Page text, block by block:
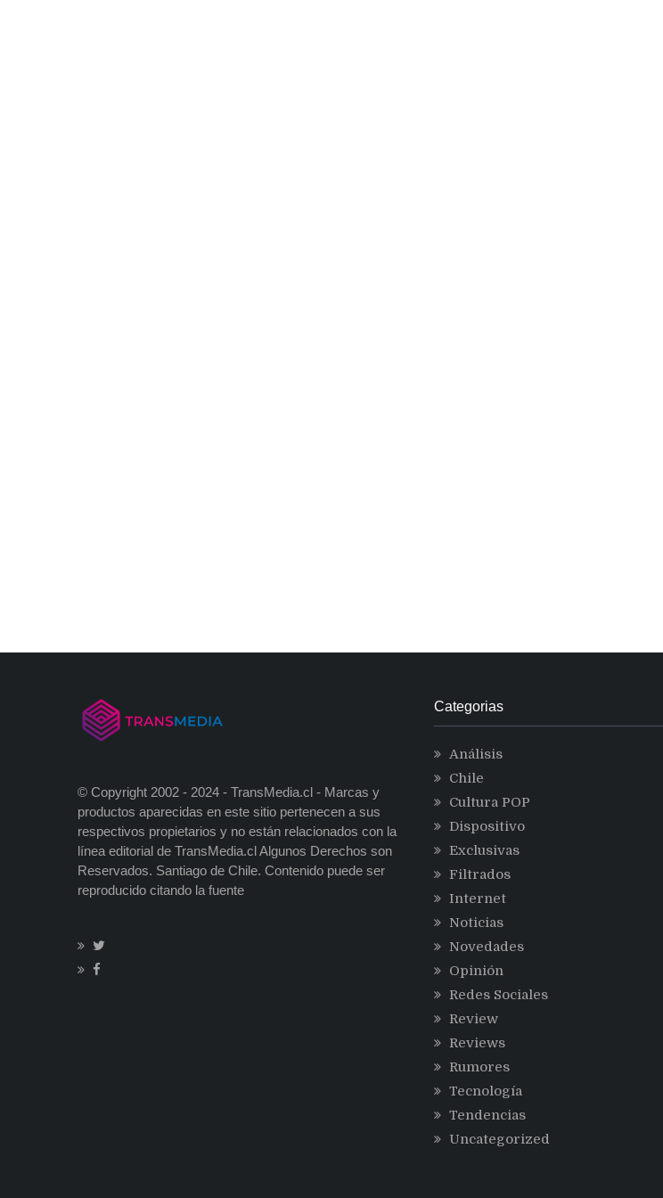
© Copyright 2002 - 2024 - TransMedia.cl - Marcas y
productos aparecidas en este sitio pertenecen a sus
respectivos propietarios y no están relacionados con la
línea editorial de TransMedia.cl Algunos Derechos son
Reservados. Santiago de Chile. Contenido puede ser
reproducido citando la fuente
Categorias
Análisis
Chile
Cultura POP
Dispositivo
Exclusivas
Filtrados
Internet
Noticias
Novedades
Opinión
Redes Sociales
Review
Reviews
Rumores
Tecnología
Tendencias
Uncategorized